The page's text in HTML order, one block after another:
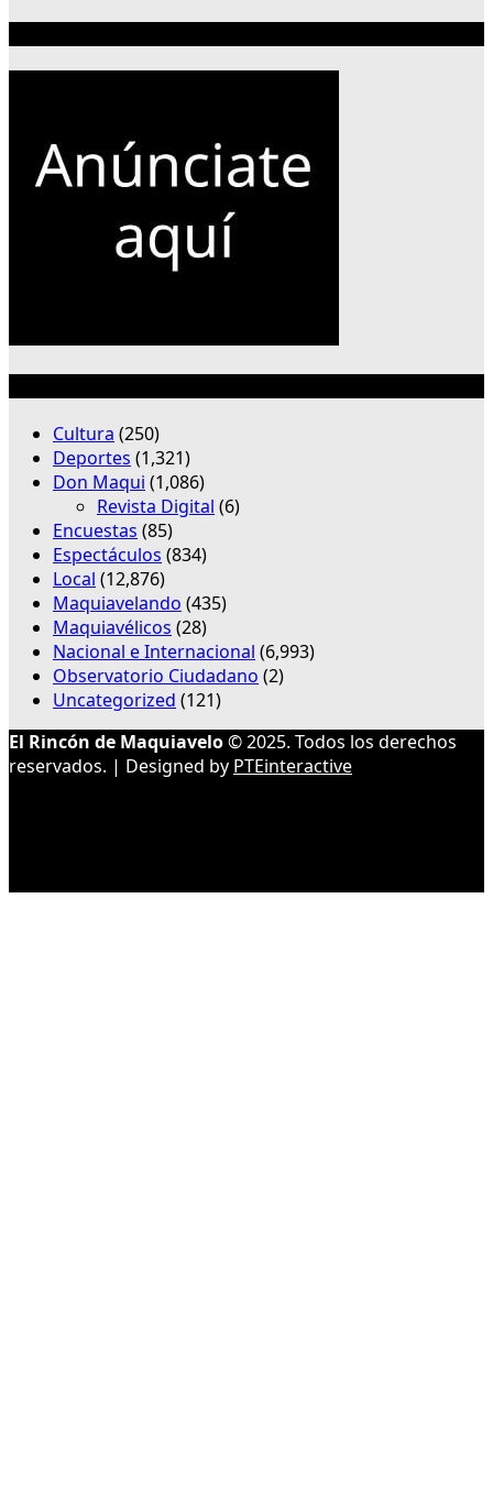
Cultura (250)
Deportes (1,321)
Don Maqui (1,086)
Revista Digital (6)
Encuestas (85)
Espectáculos (834)
Local (12,876)
Maquiavelando (435)
Maquiavélicos (28)
Nacional e Internacional (6,993)
Observatorio Ciudadano (2)
Uncategorized (121)
El Rincón de Maquiavelo© 2025. Todos los derechos
reservados. | Designed by PTEinteractive